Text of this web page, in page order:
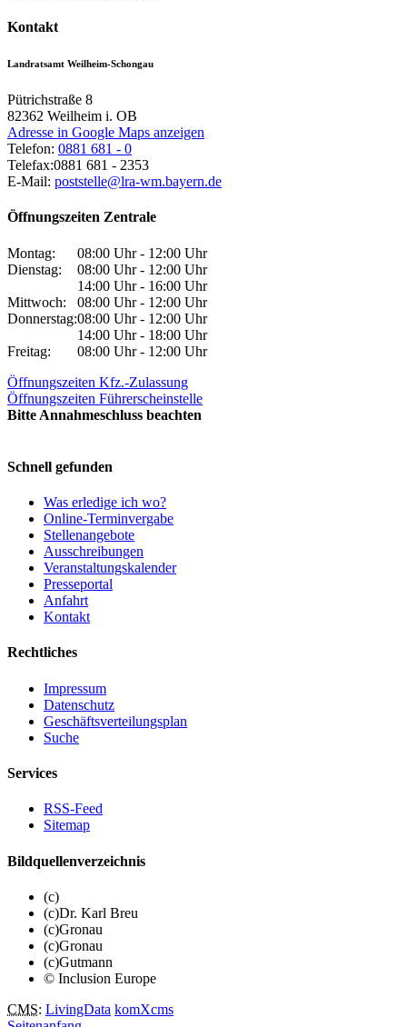
Kontakt
Landratsamt Weilheim-Schongau
Pütrichstraße 8
82362 Weilheim i. OB
Adresse in Google Maps anzeigen
Telefon: 0881 681 - 0
Telefax:0881 681 - 2353
E-Mail: poststelle@lra-wm.bayern.de
Öffnungszeiten Zentrale
Montag:
08:00 Uhr - 12:00 Uhr
Dienstag:
08:00 Uhr - 12:00 Uhr
14:00 Uhr - 16:00 Uhr
Mittwoch:
08:00 Uhr - 12:00 Uhr
Donnerstag:08:00 Uhr - 12:00 Uhr
14:00 Uhr - 18:00 Uhr
Freitag:
08:00 Uhr - 12:00 Uhr
Öffnungszeiten Kfz.-Zulassung
Öffnungszeiten Führerscheinstelle
Bitte Annahmeschluss beachten
Schnell gefunden
Was erledige ich wo?
Online-Terminvergabe
Stellenangebote
Ausschreibungen
Veranstaltungskalender
Presseportal
Anfahrt
Kontakt
Rechtliches
Impressum
Datenschutz
Geschäftsverteilungsplan
Suche
Services
RSS-Feed
Sitemap
Bildquellenverzeichnis
(c)
(c)Dr. Karl Breu
(c)Gronau
(c)Gronau
(c)Gutmann
© Inclusion Europe
CMS: LivingData komXcms